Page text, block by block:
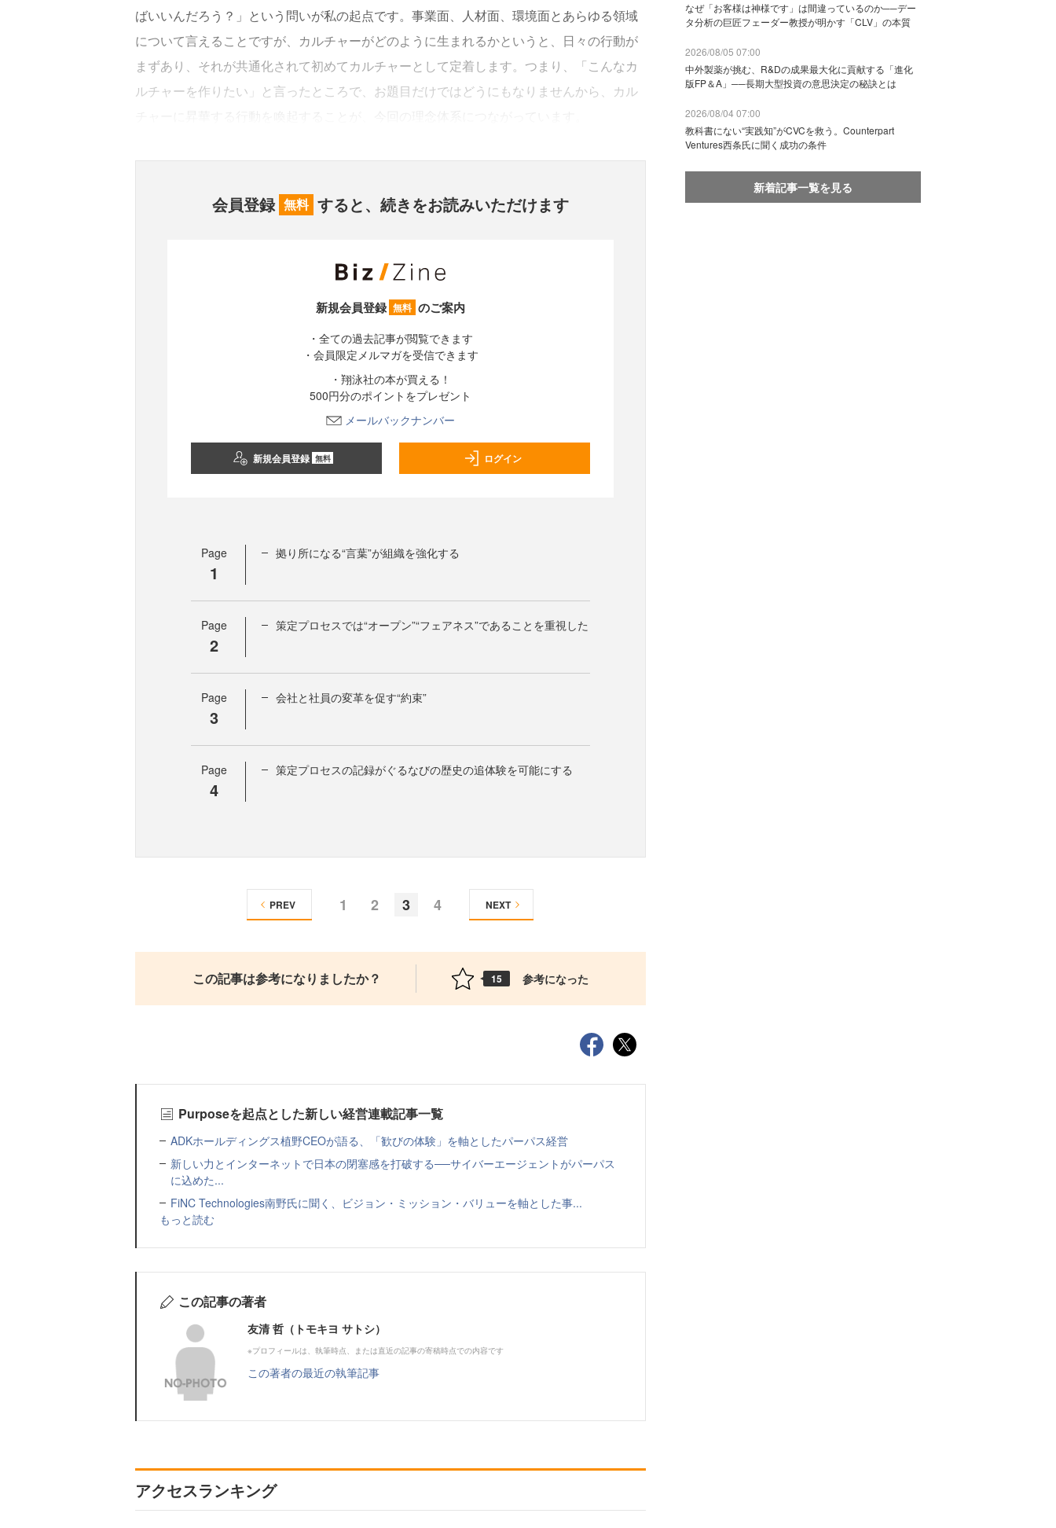
ばいいんだろう？」という問いが私の起点です。事業面、人材面、環境面とあらゆる領域
について言えることですが、カルチャーがどのように生まれるかというと、日々の行動が
まずあり、それが共通化されて初めてカルチャーとして定着します。つまり、「こんなカ
ルチャーを作りたい」と言ったところで、お題目だけではどうにもなりませんから、カル
会員登録 無料 すると、続きをお読みいただけます
新規会員登録 無料 のご案内
・全ての過去記事が閲覧できます
・会員限定メルマガを受信できます
・翔泳社の本が買える！
500円分のポイントをプレゼント
メールバックナンバー
新規会員登録 無料 ログイン
Page
1
拠り所になる“言葉”が組織を強化する
Page
2
策定プロセスでは“オープン”“フェアネス”であることを重視した
Page
3
会社と社員の変革を促す“約束”
Page
4
策定プロセスの記録がぐるなびの歴史の追体験を可能にする
1 2 3 4
PREV NEXT
この記事は参考になりましたか？ 15 参考になった
Purposeを起点とした新しい経営連載記事一覧
ADKホールディングス植野CEOが語る、「歓びの体験」を軸としたパーパス経営
新しい力とインターネットで日本の閉塞感を打破する──サイバーエージェントがパーパス
に込めた...
FiNC Technologies南野氏に聞く、ビジョン・ミッション・バリューを軸とした事...
もっと読む
この記事の著者
友清 哲（トモキヨ サトシ）
※プロフィールは、執筆時点、または直近の記事の寄稿時点での内容です
この著者の最近の執筆記事
アクセスランキング
なぜ「お客様は神様です」は間違っているのか──デー
タ分析の巨匠フェーダー教授が明かす「CLV」の本質
2026/08/05 07:00
中外製薬が挑む、R&Dの成果最大化に貢献する「進化
版FP＆A」──長期大型投資の意思決定の秘訣とは
2026/08/04 07:00
教科書にない“実践知”がCVCを救う。Counterpart
Ventures西条氏に聞く成功の条件
新着記事一覧を見る